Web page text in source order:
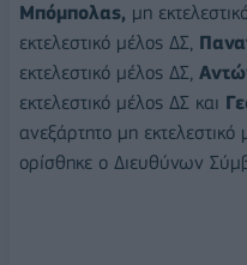
Μπόμπολας, μη
εκτελεστικό μέλος ΔΣ,
εκτελεστικό μέλος ΔΣ,
εκτελεστικό μέλος ΔΣ και
ανεξάρτητο μη
ορίσθηκε ο Διευθύνων